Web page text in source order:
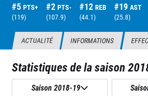
#5 PTS+
(119)
#2 PTS-
(107.9)
#12 REB
(44.1)
#19 AST
(25.8)
ACTUALITÉ INFORMATIONS
Statistiques de la saison
Saison 2018-19